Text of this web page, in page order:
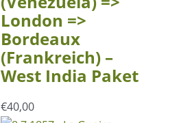
London =>
Bordeaux
(Frankreich) –
West India Paket
€40,00